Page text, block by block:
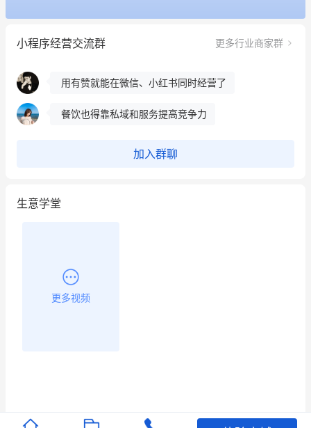
小程序经营交流群 更多行业商家群
冰墩墩货源充足需要的联系我
这个营销策划案例推荐大家看一下
用有赞就能在微信、小红书同时经营了
餐饮也得靠私域和服务提高竞争力
加入群聊
生意学堂
更多视频